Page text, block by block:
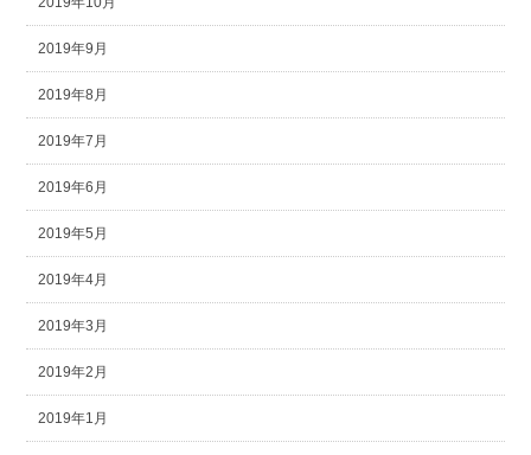
2019年9月
2019年8月
2019年7月
2019年6月
2019年5月
2019年4月
2019年3月
2019年2月
2019年1月